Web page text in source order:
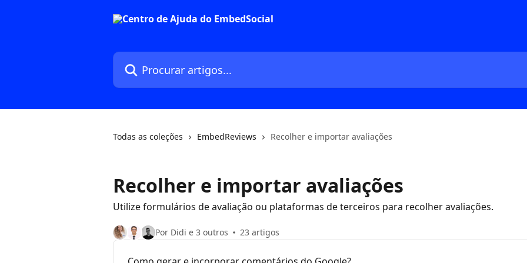
Procurar artigos...
Todas as coleções EmbedReviews Recolher e importar avaliações
Recolher e importar avaliações
Utilize formulários de avaliação ou plataformas de terceiros para recolher avaliações.
Por Didi e 3 outros 23 artigos